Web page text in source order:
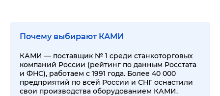
Почему выбирают КАМИ
КАМИ — поставщик № 1 среди станкоторговых
компаний России (рейтинг по данным Росстата
и ФНС), работаем с 1991 года. Более 40 000
предприятий по всей России и СНГ оснастили
свои производства оборудованием КАМИ.